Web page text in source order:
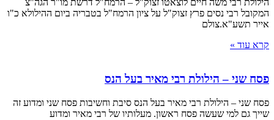
המקובל רבי נסים פרץ זצוק"ל על ציון הרמח"ל בטבריה ביום ההילולא כ"ו
אייר תשע"א.צולם
קרא עוד »
פסח שני – הילולת רבי מאיר בעל הנס
פסח שני – הילולת רבי מאיר בעל הנס סיבת וחשיבות פסח שני ומדוע זה
שייך גם למי שעשה פסח ראשון. מעלותיו של רבי מאיר ומדוע